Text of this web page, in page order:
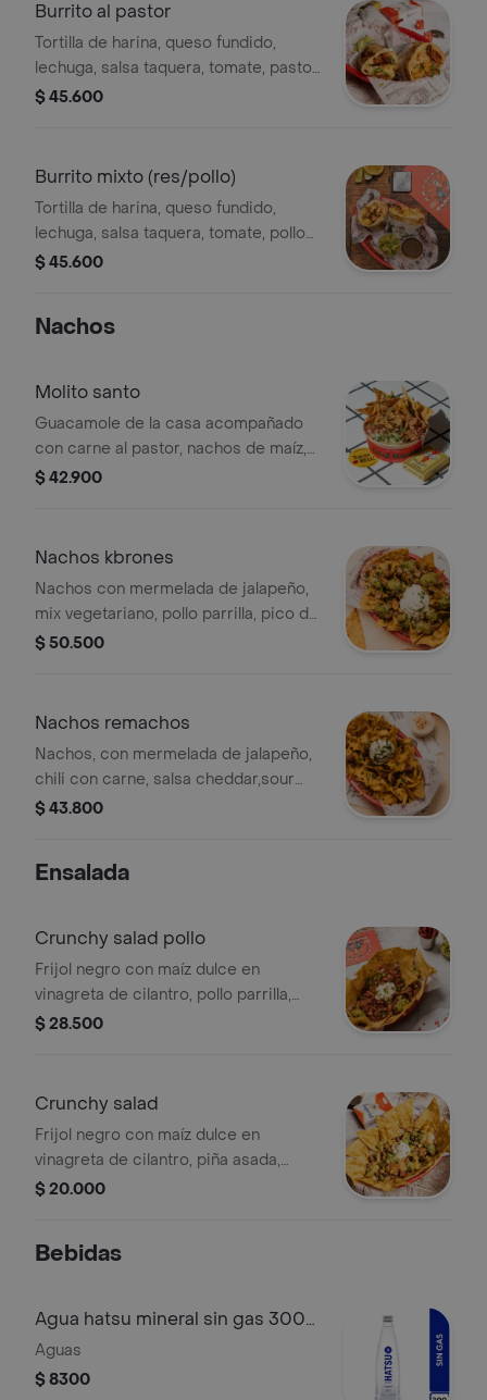
Burrito al pastor
Tortilla de harina, queso fundido,
lechuga, salsa taquera, tomate, pastor,
salsa cheddar y cilantro.
$ 45.600
Burrito mixto (res/pollo)
Tortilla de harina, queso fundido,
lechuga, salsa taquera, tomate, pollo
parrilla, arrachera, salsa cheddar y
$ 45.600
Nachos
Molito santo
Guacamole de la casa acompañado
con carne al pastor, nachos de maíz,
pico de gallo, mermelada de jalapeño,
$ 42.900
Nachos kbrones
Nachos con mermelada de jalapeño,
mix vegetariano, pollo parrilla, pico de
gallo, guacamole ,sour cream y
$ 50.500
Nachos remachos
Nachos, con mermelada de jalapeño,
chili con carne, salsa cheddar,sour
cream, queso cheddar rallado y
$ 43.800
Ensalada
Crunchy salad pollo
Frijol negro con maíz dulce en
vinagreta de cilantro, pollo parrilla,
piña asada, tomate, sour cream,
$ 28.500
Crunchy salad
Frijol negro con maíz dulce en
vinagreta de cilantro, piña asada,
tomate, sour cream, guacamole,
$ 20.000
Bebidas
Agua hatsu mineral sin gas 300
ml
Aguas
$ 8300